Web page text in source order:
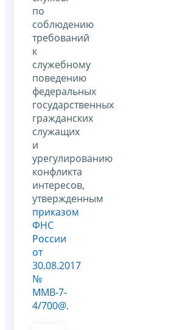
по
соблюдению
требований
к
служебному
поведению
федеральных
государственных
гражданских
служащих
и
урегулированию
конфликта
интересов,
утвержденным
приказом
ФНС
России
от
30.08.2017
№
ММВ-7-
4/700@.